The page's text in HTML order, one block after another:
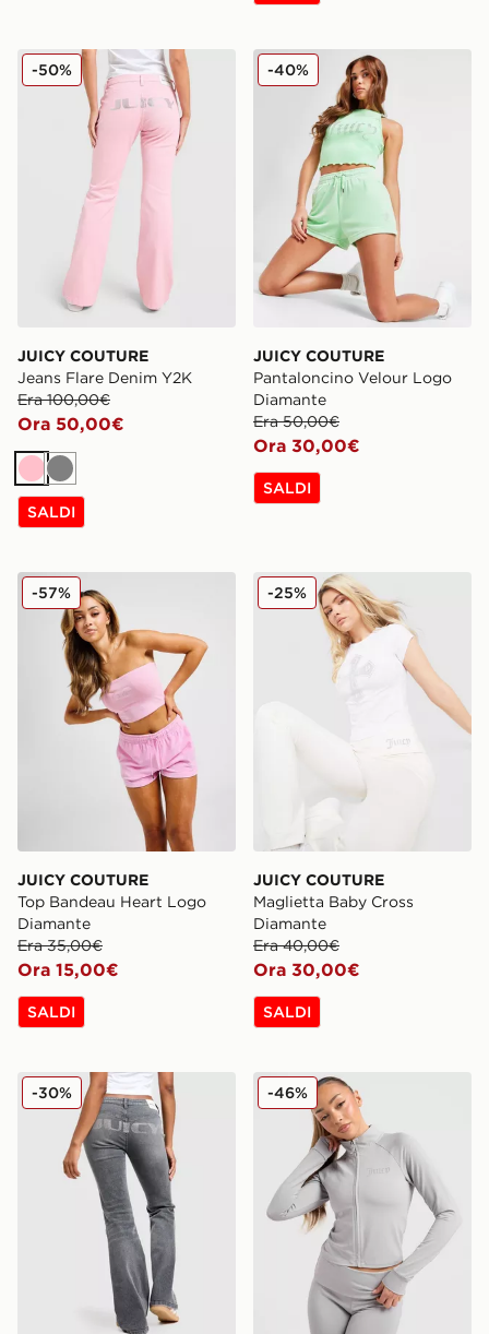
JUICY COUTURE Jeans Flare Denim Y2K
JUICY COUTURE
Jeans Flare Denim Y2K
Era 100,00€
Ora 50,00€
-50%
RosaGrigio
SALDI
JUICY COUTURE
JUICY COUTURE
Pantaloncino Velour Logo
Diamante
Era 50,00€
Ora 30,00€
-40%
SALDI
JUICY COUTURE Top Bandeau Heart Logo Diamante
JUICY COUTURE
Top Bandeau Heart Logo
Diamante
Era 35,00€
Ora 15,00€
-57%
SALDI
JUICY COUTURE
JUICY COUTURE
Maglietta Baby Cross
Diamante
Era 40,00€
Ora 30,00€
-25%
SALDI
JUICY COUTURE Jeans Flare Denim Y2K
-30% JUICY COUTURE Felpa
-46%